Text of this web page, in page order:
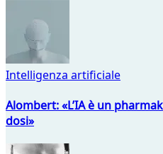
Intelligenza artificiale
Alombert: «L’IA è un
dosi»